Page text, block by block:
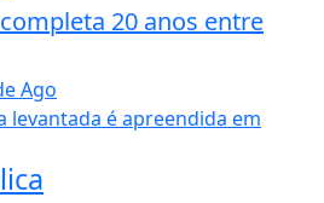
20 anos entre
Ago